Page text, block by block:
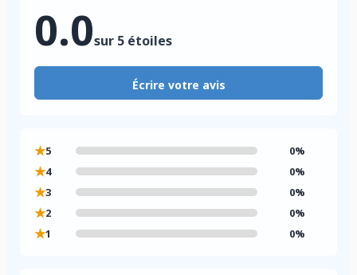
0.0sur 5 étoiles
Écrire votre avis
★5 0%
★4 0%
★3 0%
★2 0%
★1 0%